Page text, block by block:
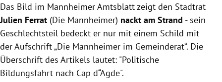
Amtsblatt für einen FKK-Swinger-Urlaub in Cap
d'Agde.
Ferrat betont die politische Bildungskomponente
der Reise mit Gesprächen und Besichtigungen vor
Ort.
CDU kritisiert die Aktion als schädlich für die Politik,
Ferrat verteidigt die Einladung als freiwillige
Das Bild im Mannheimer Amtsblatt zeigt den Stadtrat
Julien Ferrat (Die Mannheimer) nackt am Strand - sein
Geschlechtsteil bedeckt er nur mit einem Schild mit
der Aufschrift „Die Mannheimer im Gemeinderat“. Die
Überschrift des Artikels lautet: "Politische
Bildungsfahrt nach Cap d“Agde".